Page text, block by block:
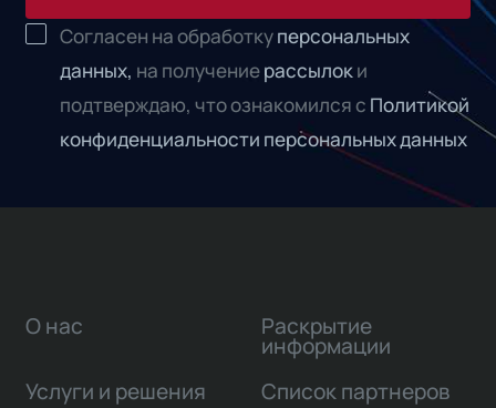
Согласен на обработкуперсональных
данных, на получениерассылоки
подтверждаю, что ознакомился с Политикой
конфиденциальности персональных данных
О нас
Услуги и решения
Раскрытие
информации
Список партнеров